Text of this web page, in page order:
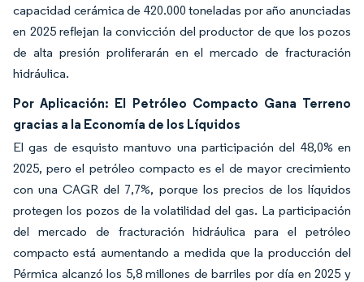
capacidad cerámica de 420.000 toneladas por año anunciadas
en 2025 reflejan la convicción del productor de que los pozos
de alta presión proliferarán en el mercado de fracturación
hidráulica.
Por Aplicación: El Petróleo Compacto Gana Terreno
gracias a la Economía de los Líquidos
El gas de esquisto mantuvo una participación del 48,0% en
2025, pero el petróleo compacto es el de mayor crecimiento
con una CAGR del 7,7%, porque los precios de los líquidos
protegen los pozos de la volatilidad del gas. La participación
del mercado de fracturación hidráulica para el petróleo
compacto está aumentando a medida que la producción del
Pérmica alcanzó los 5,8 millones de barriles por día en 2025 y